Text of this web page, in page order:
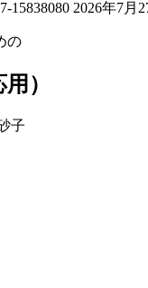
15838080 2026年7月
の
）
子